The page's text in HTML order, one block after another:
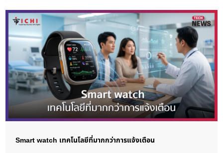
Smart watch เทคโนโลยีที่มากกว่าการแจ้งเตือน